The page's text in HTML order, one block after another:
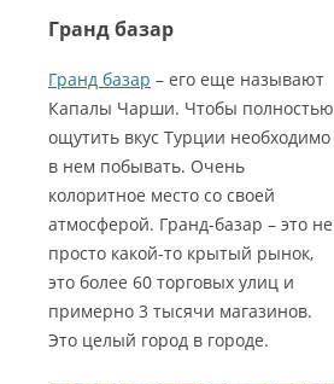
Гранд базар
Гранд базар – его еще называют
Капалы Чарши. Чтобы полностью
ощутить вкус Турции необходимо
в нем побывать. Очень
колоритное место со своей
атмосферой. Гранд-базар – это не
просто какой-то крытый рынок,
это более 60 торговых улиц и
примерно 3 тысячи магазинов.
Это целый город в городе.